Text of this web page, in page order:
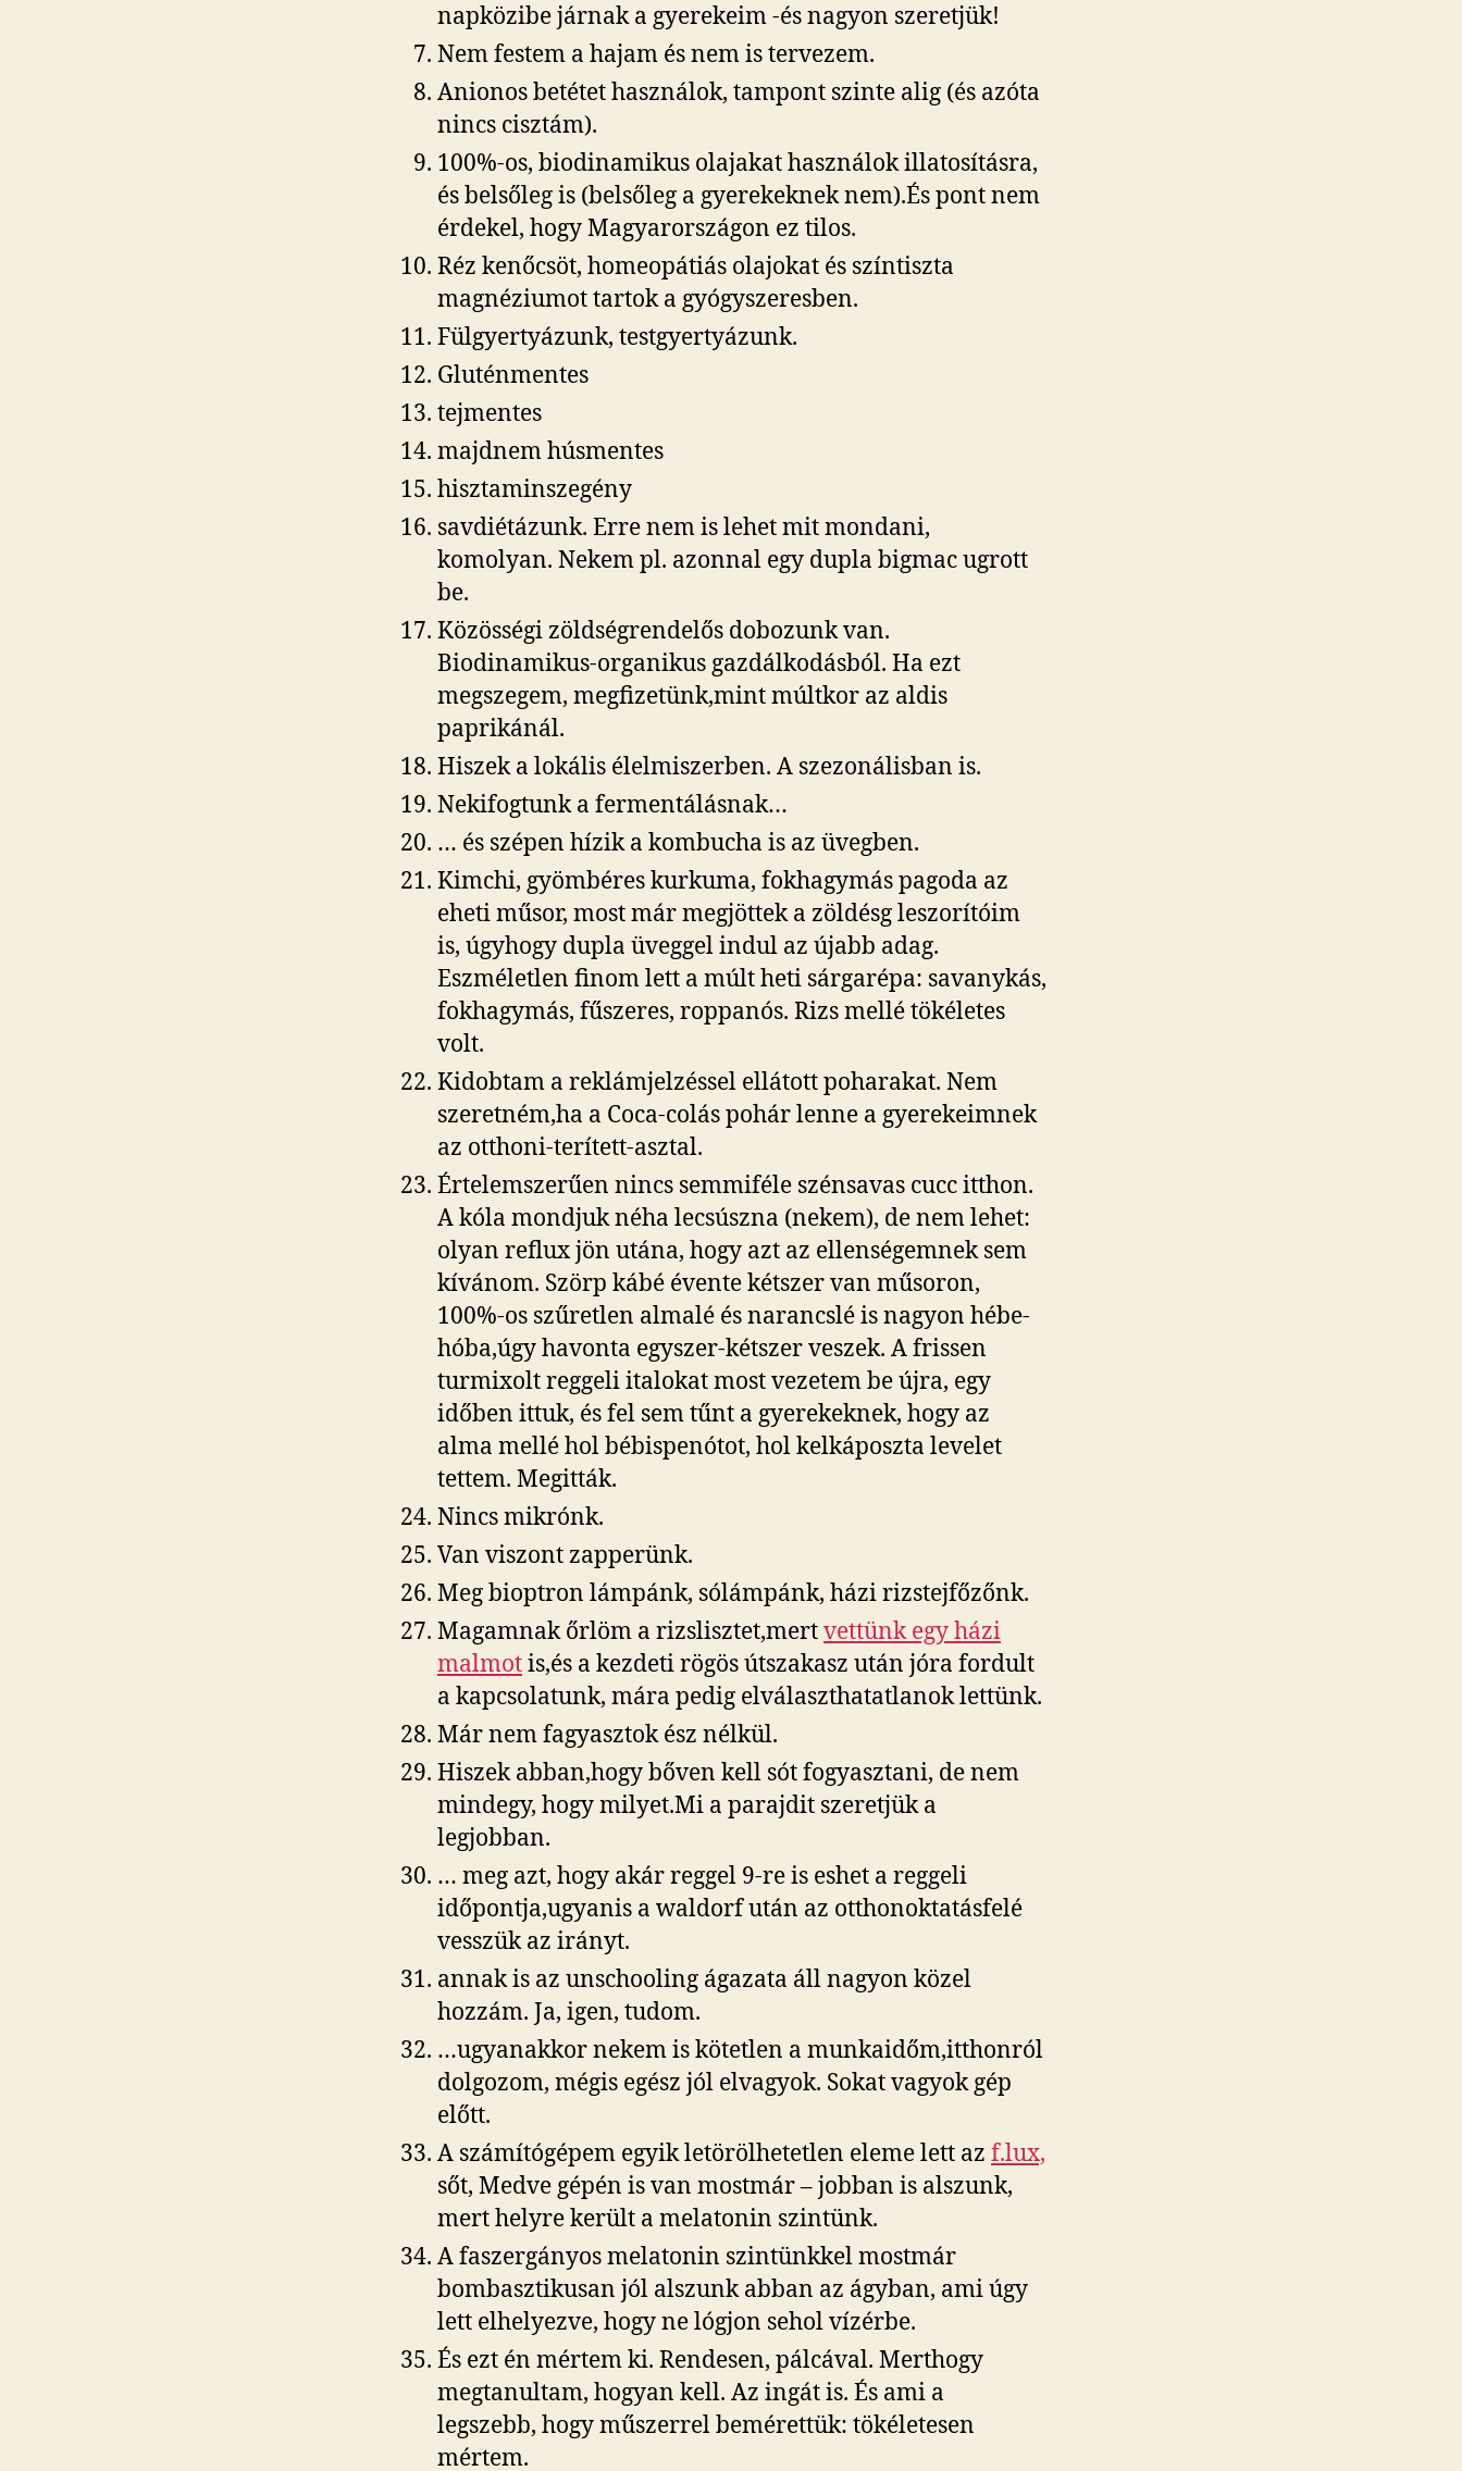
napközibe járnak a gyerekeim -és nagyon szeretjük!
Nem festem a hajam és nem is tervezem.
Anionos betétet használok, tampont szinte alig (és azóta
nincs cisztám).
100%-os, biodinamikus olajakat használok illatosításra,
és belsőleg is (belsőleg a gyerekeknek nem).És pont nem
érdekel, hogy Magyarországon ez tilos.
Réz kenőcsöt, homeopátiás olajokat és színtiszta
magnéziumot tartok a gyógyszeresben.
Fülgyertyázunk, testgyertyázunk.
Gluténmentes
tejmentes
majdnem húsmentes
hisztaminszegény
savdiétázunk. Erre nem is lehet mit mondani,
komolyan. Nekem pl. azonnal egy dupla bigmac ugrott
be.
Közösségi zöldségrendelős dobozunk van.
Biodinamikus-organikus gazdálkodásból. Ha ezt
megszegem, megfizetünk,mint múltkor az aldis
paprikánál.
Hiszek a lokális élelmiszerben. A szezonálisban is.
Nekifogtunk a fermentálásnak…
… és szépen hízik a kombucha is az üvegben.
Kimchi, gyömbéres kurkuma, fokhagymás pagoda az
eheti műsor, most már megjöttek a zöldésg leszorítóim
is, úgyhogy dupla üveggel indul az újabb adag.
Eszméletlen finom lett a múlt heti sárgarépa: savanykás,
fokhagymás, fűszeres, roppanós. Rizs mellé tökéletes
volt.
Kidobtam a reklámjelzéssel ellátott poharakat. Nem
szeretném,ha a Coca-colás pohár lenne a gyerekeimnek
az otthoni-terített-asztal.
Értelemszerűen nincs semmiféle szénsavas cucc itthon.
A kóla mondjuk néha lecsúszna (nekem), de nem lehet:
olyan reflux jön utána, hogy azt az ellenségemnek sem
kívánom. Szörp kábé évente kétszer van műsoron,
100%-os szűretlen almalé és narancslé is nagyon hébe-
hóba,úgy havonta egyszer-kétszer veszek. A frissen
turmixolt reggeli italokat most vezetem be újra, egy
időben ittuk, és fel sem tűnt a gyerekeknek, hogy az
alma mellé hol bébispenótot, hol kelkáposzta levelet
tettem. Megitták.
Nincs mikrónk.
Van viszont zapperünk.
Meg bioptron lámpánk, sólámpánk, házi rizstejfőzőnk.
Magamnak őrlöm a rizslisztet,mertvettünk egy házi
malmotis,és a kezdeti rögös útszakasz után jóra fordult
a kapcsolatunk, mára pedig elválaszthatatlanok lettünk.
Már nem fagyasztok ész nélkül.
Hiszek abban,hogy bőven kell sót fogyasztani, de nem
mindegy, hogy milyet.Mi a parajdit szeretjük a
legjobban.
… meg azt, hogy akár reggel 9-re is eshet a reggeli
időpontja,ugyanis a waldorf után az otthonoktatásfelé
vesszük az irányt.
annak is az unschooling ágazata áll nagyon közel
hozzám. Ja, igen, tudom.
…ugyanakkor nekem is kötetlen a munkaidőm,itthonról
dolgozom, mégis egész jól elvagyok. Sokat vagyok gép
előtt.
A számítógépem egyik letörölhetetlen eleme lett az f.lux,
sőt, Medve gépén is van mostmár – jobban is alszunk,
mert helyre került a melatonin szintünk.
A faszergányos melatonin szintünkkel mostmár
bombasztikusan jól alszunk abban az ágyban, ami úgy
lett elhelyezve, hogy ne lógjon sehol vízérbe.
És ezt én mértem ki. Rendesen, pálcával. Merthogy
megtanultam, hogyan kell. Az ingát is. És ami a
legszebb, hogy műszerrel bemérettük: tökéletesen
mértem.